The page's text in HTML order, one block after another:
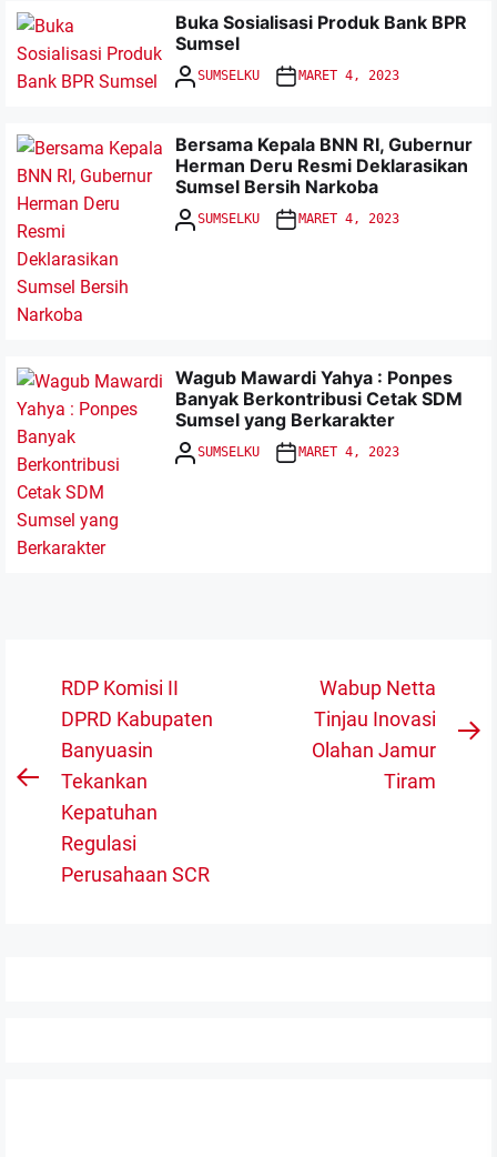
Buka Sosialisasi Produk Bank BPR
Sumsel
SUMSELKU MARET 4, 2023
Bersama Kepala BNN RI, Gubernur
Herman Deru Resmi Deklarasikan
Sumsel Bersih Narkoba
SUMSELKU MARET 4, 2023
Wagub Mawardi Yahya : Ponpes
Banyak Berkontribusi Cetak SDM
Sumsel yang Berkarakter
SUMSELKU MARET 4, 2023
Navigasi
pos
Previous
RDP Komisi II
DPRD Kabupaten
Banyuasin
Tekankan
Kepatuhan
Regulasi
Perusahaan SCR
Wabup Netta
Tinjau Inovasi
Olahan Jamur
Tiram
Dewan Dengarkan Nota Pengantar LKPJ Bupati Banyuasin
Tahun 2025
APRIL 6, 2026
FEBRUARI 26, 2026
FEBRUARI 15, 2026